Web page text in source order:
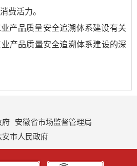
费活力。
产品质量安全追溯体系建设有关
产品质量安全追溯体系建设的深
府
安徽省市场监督管理局
安市人民政府